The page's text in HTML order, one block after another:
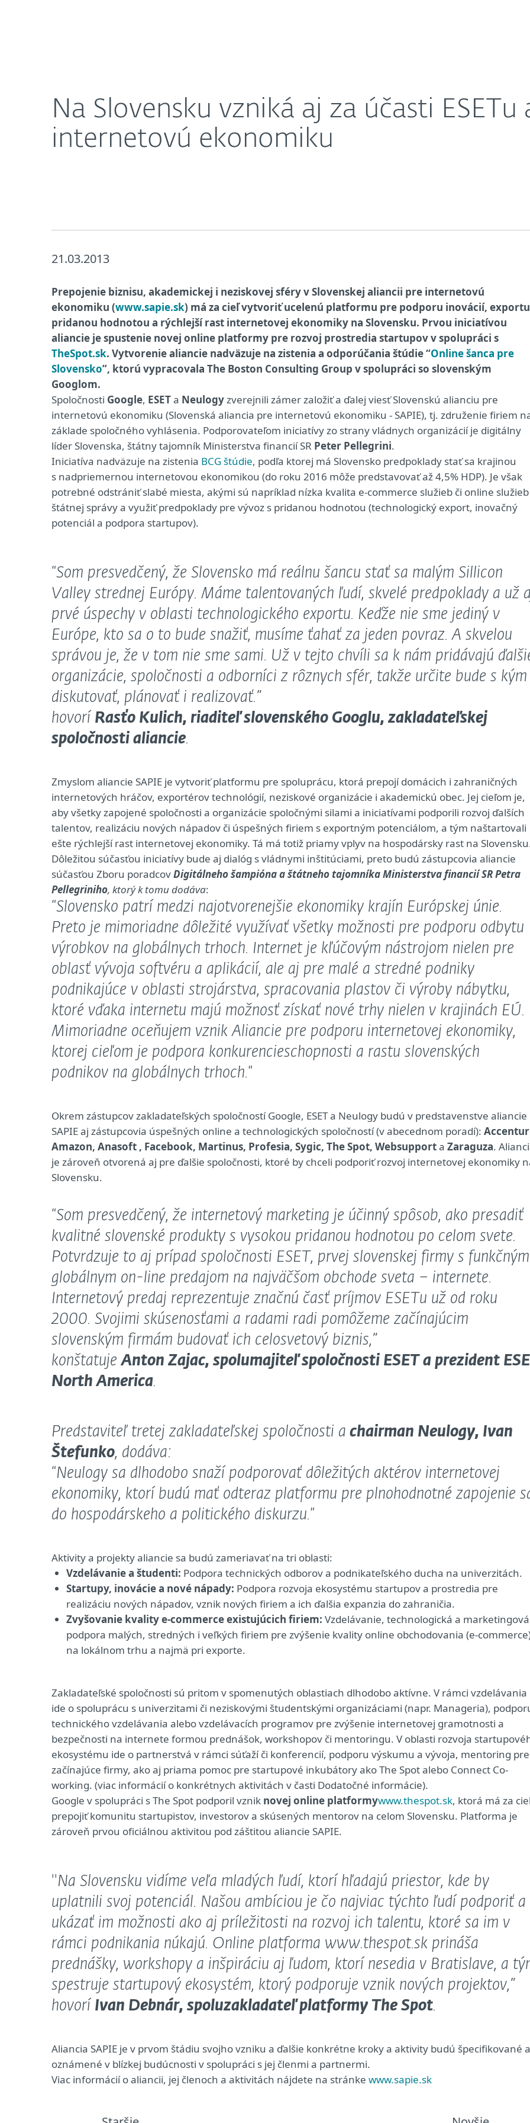
Na Slovensku vzniká aj za účasti ESETu
internetovú ekonomiku
21.03.2013
Prepojenie biznisu, akademickej i neziskovej sféry v Slovenskej aliancii pre internetovú
ekonomiku (www.sapie.sk) má za cieľ vytvoriť ucelenú platformu pre podporu inovácií,
pridanou hodnotou a rýchlejší rast internetovej ekonomiky na Slovensku. Prvou iniciatívou
aliancie je spustenie novej online platformy pre rozvoj prostredia startupov v spolupráci s
TheSpot.sk. Vytvorenie aliancie nadväzuje na zistenia a odporúčania štúdie “Online šanca pre
Slovensko”, ktorú vypracovala The Boston Consulting Group v spolupráci so slovenským
Googlom.
Spoločnosti Google, ESETa Neulogyzverejnili zámer založiť a ďalej viesť Slovenskú alianciu pre
internetovú ekonomiku (Slovenská aliancia pre internetovú ekonomiku - SAPIE), tj. združenie firiem
základe spoločného vyhlásenia. Podporovateľom iniciatívy zo strany vládnych organizácií je digitálny
líder Slovenska, štátny tajomník Ministerstva financií SR Peter Pellegrini.
Iniciatíva nadväzuje na zistenia BCG štúdie, podľa ktorej má Slovensko predpoklady stať sa krajinou
s nadpriemernou internetovou ekonomikou (do roku 2016 môže predstavovať až 4,5% HDP). Je však
potrebné odstrániť slabé miesta, akými sú napríklad nízka kvalita e-commerce služieb či online služieb
štátnej správy a využiť predpoklady pre vývoz s pridanou hodnotou (technologický export, inovačný
potenciál a podpora startupov).
“Som presvedčený, že Slovensko má reálnu šancu stať sa malým Sillicon
Valley strednej Európy. Máme talentovaných ľudí, skvelé predpoklady a už
prvé úspechy v oblasti technologického exportu. Keďže nie sme jediný v
Európe, kto sa o to bude snažiť, musíme ťahať za jeden povraz. A skvelou
správou je, že v tom nie sme sami. Už v tejto chvíli sa k nám pridávajú
organizácie, spoločnosti a odborníci z rôznych sfér, takže určite bude s kým
diskutovať, plánovať i realizovať.”
hovorí Rasťo Kulich, riaditeľ slovenského Googlu, zakladateľskej
spoločnosti aliancie.
Zmyslom aliancie SAPIE je vytvoriť platformu pre spoluprácu, ktorá prepojí domácich i zahraničných
internetových hráčov, exportérov technológií, neziskové organizácie i akademickú obec. Jej cieľom je,
aby všetky zapojené spoločnosti a organizácie spoločnými silami a iniciatívami podporili rozvoj ďalších
talentov, realizáciu nových nápadov či úspešných firiem s exportným potenciálom, a tým naštartovali
ešte rýchlejší rast internetovej ekonomiky. Tá má totiž priamy vplyv na hospodársky rast na
Dôležitou súčasťou iniciatívy bude aj dialóg s vládnymi inštitúciami, preto budú zástupcovia aliancie
súčasťou Zboru poradcovDigitálneho šampióna a štátneho tajomníka Ministerstva financií SR Petra
Pellegriniho, ktorý k tomu dodáva:
“Slovensko patrí medzi najotvorenejšie ekonomiky krajín Európskej únie.
Preto je mimoriadne dôležité využívať všetky možnosti pre podporu odbytu
výrobkov na globálnych trhoch. Internet je kľúčovým nástrojom nielen pre
oblasť vývoja softvéru a aplikácií, ale aj pre malé a stredné podniky
podnikajúce v oblasti strojárstva, spracovania plastov či výroby nábytku,
ktoré vďaka internetu majú možnosť získať nové trhy nielen v krajinách EÚ.
Mimoriadne oceňujem vznik Aliancie pre podporu internetovej ekonomiky,
ktorej cieľom je podpora konkurencieschopnosti a rastu slovenských
podnikov na globálnych trhoch.”
Okrem zástupcov zakladateľských spoločností Google, ESET a Neulogy budú v predstavenstve aliancie
SAPIE aj zástupcovia úspešných online a technologických spoločností (v abecednom poradí):
Amazon, Anasoft , Facebook, Martinus, Profesia, Sygic, The Spot, Websupporta Zaraguza.
je zároveň otvorená aj pre ďalšie spoločnosti, ktoré by chceli podporiť rozvoj internetovej ekonomiky
Slovensku.
“Som presvedčený, že internetový marketing je účinný spôsob, ako presadiť
kvalitné slovenské produkty s vysokou pridanou hodnotou po celom svete.
Potvrdzuje to aj prípad spoločnosti ESET, prvej slovenskej firmy s funkčným
globálnym on-line predajom na najväčšom obchode sveta – internete.
Internetový predaj reprezentuje značnú časť príjmov ESETu už od roku
2000. Svojimi skúsenosťami a radami radi pomôžeme začínajúcim
slovenským firmám budovať ich celosvetový biznis,”
konštatujeAnton Zajac, spolumajiteľ spoločnosti ESET a prezident
North America.
Predstaviteľ tretej zakladateľskej spoločnosti a chairman Neulogy, Ivan
Štefunko, dodáva:
“Neulogy sa dlhodobo snaží podporovať dôležitých aktérov internetovej
ekonomiky, ktorí budú mať odteraz platformu pre plnohodnotné zapojenie
do hospodárskeho a politického diskurzu.”
Aktivity a projekty aliancie sa budú zameriavať na tri oblasti:
Vzdelávanie a študenti: Podpora technických odborov a podnikateľského ducha na univerzitách.
Startupy, inovácie a nové nápady: Podpora rozvoja ekosystému startupov a prostredia pre
realizáciu nových nápadov, vznik nových firiem a ich ďalšia expanzia do zahraničia.
Zvyšovanie kvality e-commerce existujúcich firiem: Vzdelávanie, technologická a marketingová
podpora malých, stredných i veľkých firiem pre zvýšenie kvality online obchodovania (e-
na lokálnom trhu a najmä pri exporte.
Zakladateľské spoločnosti sú pritom v spomenutých oblastiach dlhodobo aktívne. V rámci vzdelávania
ide o spoluprácu s univerzitami či neziskovými študentskými organizáciami (napr. Manageria),
technického vzdelávania alebo vzdelávacích programov pre zvýšenie internetovej gramotnosti a
bezpečnosti na internete formou prednášok, workshopov či mentoringu. V oblasti rozvoja
ekosystému ide o partnerstvá v rámci súťaží či konferencií, podporu výskumu a vývoja, mentoring pre
začínajúce firmy, ako aj priama pomoc pre startupové inkubátory ako The Spot alebo Connect Co-
working. (viac informácií o konkrétnych aktivitách v časti Dodatočné informácie).
Google v spolupráci s The Spot podporil vznik novej online platformywww.thespot.sk, ktorá má za
prepojiť komunitu startupistov, investorov a skúsených mentorov na celom Slovensku. Platforma je
zároveň prvou oficiálnou aktivitou pod záštitou aliancie SAPIE.
''Na Slovensku vidíme veľa mladých ľudí, ktorí hľadajú priestor, kde by
uplatnili svoj potenciál. Našou ambíciou je čo najviac týchto ľudí podporiť a
ukázať im možnosti ako aj príležitosti na rozvoj ich talentu, ktoré sa im v
rámci podnikania núkajú. Online platforma www.thespot.sk prináša
prednášky, workshopy a inšpiráciu aj ľudom, ktorí nesedia v Bratislave, a
spestruje startupový ekosystém, ktorý podporuje vznik nových projektov,”
hovorí Ivan Debnár, spoluzakladateľ platformy The Spot.
Aliancia SAPIE je v prvom štádiu svojho vzniku a ďalšie konkrétne kroky a aktivity budú špecifikované a
oznámené v blízkej budúcnosti v spolupráci s jej členmi a partnermi.
Viac informácií o aliancii, jej členoch a aktivitách nájdete na stránke www.sapie.sk